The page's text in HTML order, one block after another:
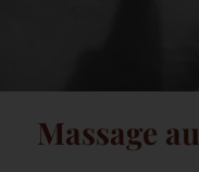
Massage